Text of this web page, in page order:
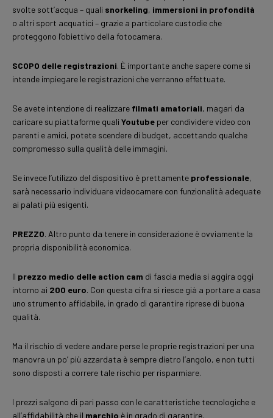
svolte sott’acqua – quali snorkeling, immersioni in profondità
o altri sport acquatici – grazie a particolare custodie che
proteggono l’obiettivo della fotocamera.
SCOPO delle registrazioni. È importante anche sapere come si
intende impiegare le registrazioni che verranno effettuate.
Se avete intenzione di realizzare filmati amatoriali, magari da
caricare su piattaforme quali Youtube per condividere video con
parenti e amici, potete scendere di budget, accettando qualche
compromesso sulla qualità delle immagini.
Se invece l’utilizzo del dispositivo è prettamente professionale,
sarà necessario individuare videocamere con funzionalità adeguate
ai palati più esigenti.
PREZZO. Altro punto da tenere in considerazione è ovviamente la
propria disponibilità economica.
Il prezzo medio delle action cam di fascia media si aggira oggi
intorno ai 200 euro. Con questa cifra si riesce già a portare a casa
uno strumento affidabile, in grado di garantire riprese di buona
qualità.
Ma il rischio di vedere andare perse le proprie registrazioni per una
manovra un po’ più azzardata è sempre dietro l’angolo, e non tutti
sono disposti a correre tale rischio per risparmiare.
I prezzi salgono di pari passo con le caratteristiche tecnologiche e
all’affidabilità che il marchio è in grado di garantire.